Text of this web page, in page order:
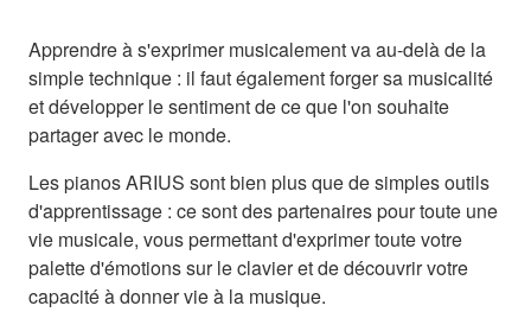
Apprendre à s'exprimer musicalement va au-delà de la
simple technique : il faut également forger sa musicalité
et développer le sentiment de ce que l'on souhaite
partager avec le monde.
Les pianos ARIUS sont bien plus que de simples outils
d'apprentissage : ce sont des partenaires pour toute une
vie musicale, vous permettant d'exprimer toute votre
palette d'émotions sur le clavier et de découvrir votre
capacité à donner vie à la musique.